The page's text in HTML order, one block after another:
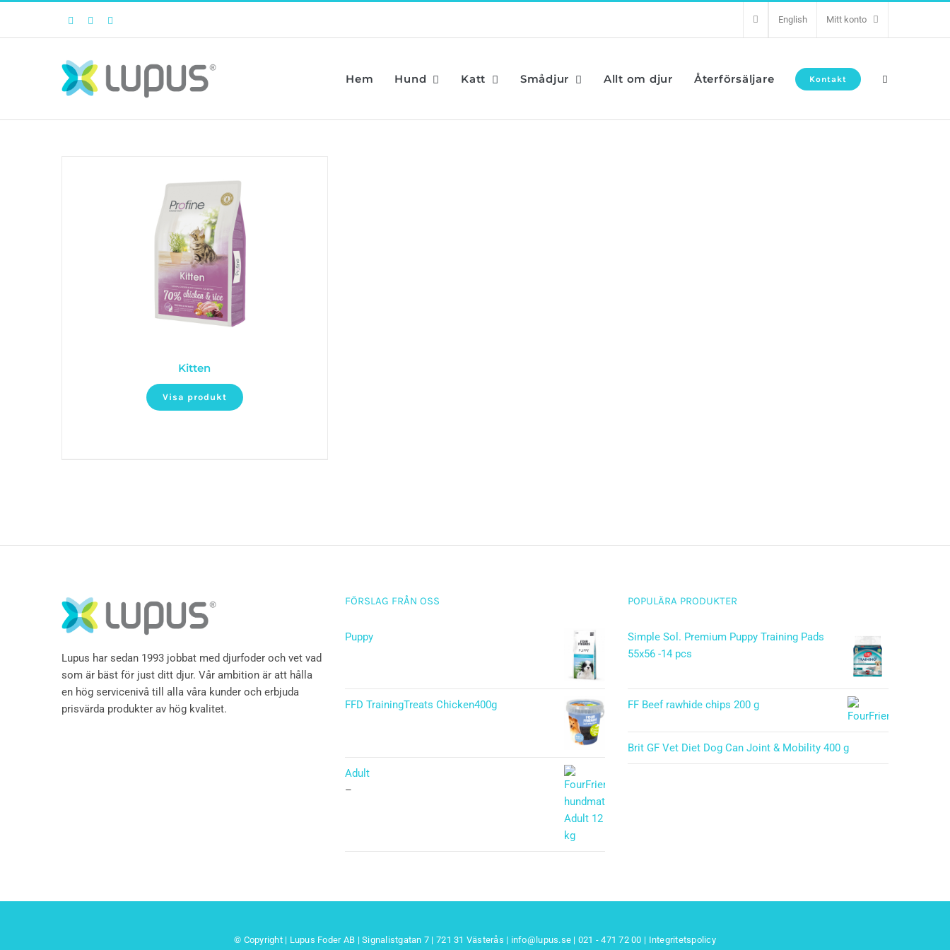
Facebook
Twitter English Mitt konto
Hem Hund Katt Smådjur Allt om djur Återförsäljare Kontakt
Kitten
Visa produkt
Lupus har sedan 1993 jobbat med djurfoder och vet vad
som är bäst för just ditt djur. Vår ambition är att hålla
en hög servicenivå till alla våra kunder och erbjuda
prisvärda produkter av hög kvalitet.
FÖRSLAG FRÅN OSS
Puppy
FFD TrainingTreats Chicken400g
Adult
–
POPULÄRA PRODUKTER
Simple Sol. Premium Puppy Training Pads
55x56 -14 pcs
FF Beef rawhide chips 200 g
Brit GF Vet Diet Dog Can Joint & Mobility 400 g
© Copyright | Lupus Foder AB | Signalistgatan 7 | 721 31 Västerås | info@lupus.se | 021 - 471 72 00 | Integritetspolicy